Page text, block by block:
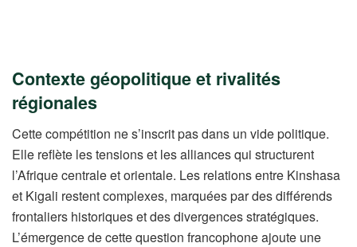
Contexte géopolitique et rivalités
régionales
Cette compétition ne s’inscrit pas dans un vide politique.
Elle reflète les tensions et les alliances qui structurent
l’Afrique centrale et orientale. Les relations entre Kinshasa
et Kigali restent complexes, marquées par des différends
frontaliers historiques et des divergences stratégiques.
L’émergence de cette question francophone ajoute une